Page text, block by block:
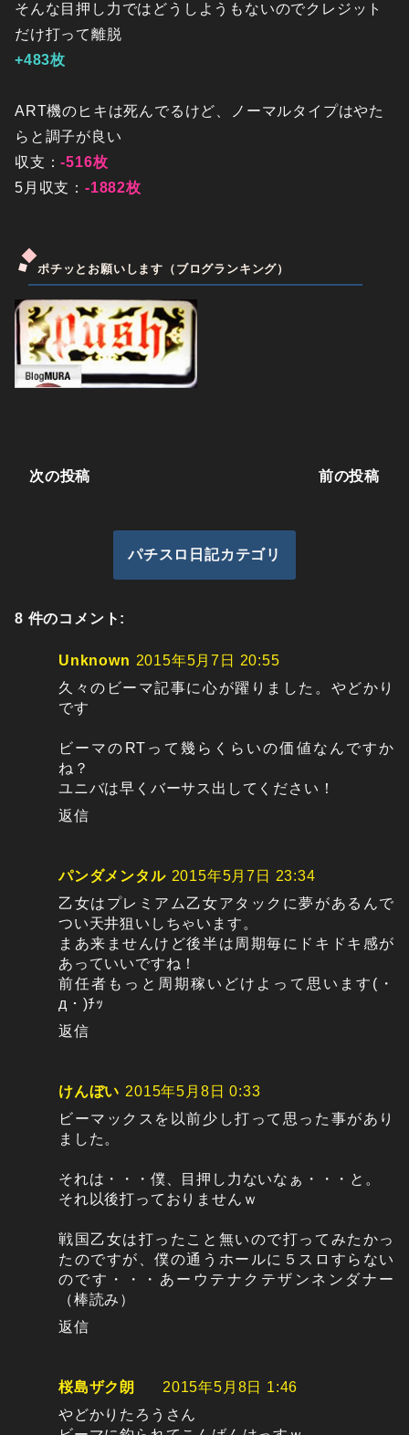
そんな目押し力ではどうしようもないのでクレジット
だけ打って離脱
+483枚
ART機のヒキは死んでるけど、ノーマルタイプはやた
らと調子が良い
収支：-516枚
5月収支： -1882枚
ポチッとお願いします（ブログランキング）
次の投稿 前の投稿
パチスロ日記カテゴリ
8 件のコメント:
Unknown 2015年5月7日 20:55
久々のビーマ記事に心が躍りました。やどかり
です
ビーマのRTって幾らくらいの価値なんですか
ね？
ユニバは早くバーサス出してください！
返信
パンダメンタル 2015年5月7日 23:34
乙女はプレミアム乙女アタックに夢があるんで
つい天井狙いしちゃいます。
まあ来ませんけど後半は周期毎にドキドキ感が
あっていいですね！
前任者もっと周期稼いどけよって思います(・
д・)ﾁｯ
返信
けんぼい 2015年5月8日 0:33
ビーマックスを以前少し打って思った事があり
ました。
それは・・・僕、目押し力ないなぁ・・・と。
それ以後打っておりませんｗ
戦国乙女は打ったこと無いので打ってみたかっ
たのですが、僕の通うホールに５スロすらない
のです・・・あーウテナクテザンネンダナー
（棒読み）
返信
桜島ザク朗
2015年5月8日 1:46
やどかりたろうさん